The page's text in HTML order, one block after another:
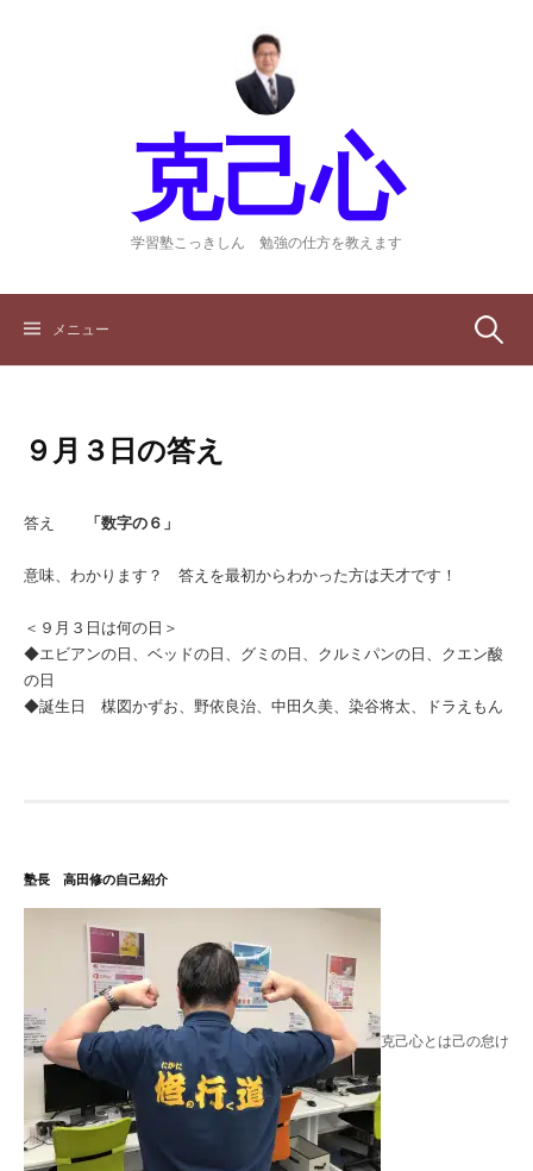
克己心
学習塾こっきしん 勉強の仕方を教えます
メニュー 検
９月３日の答え
答え 「数字の６」
意味、わかります？ 答えを最初からわかった方は天才です！
＜９月３日は何の日＞
◆エビアンの日、ベッドの日、グミの日、クルミパンの日、クエン酸
の日
◆誕生日 楳図かずお、野依良治、中田久美、染谷将太、ドラえもん
塾長 高田修の自己紹介
克己心とは己の怠け